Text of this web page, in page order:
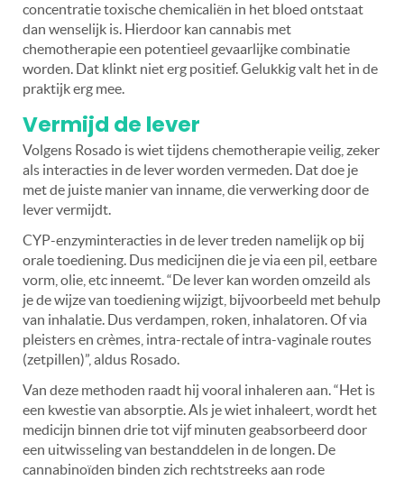
concentratie toxische chemicaliën in het bloed ontstaat
dan wenselijk is. Hierdoor kan cannabis met
chemotherapie een potentieel gevaarlijke combinatie
worden. Dat klinkt niet erg positief. Gelukkig valt het in de
praktijk erg mee.
Vermijd de lever
Volgens Rosado is wiet tijdens chemotherapie veilig, zeker
als interacties in de lever worden vermeden. Dat doe je
met de juiste manier van inname, die verwerking door de
lever vermijdt.
CYP-enzyminteracties in de lever treden namelijk op bij
orale toediening. Dus medicijnen die je via een pil, eetbare
vorm, olie, etc inneemt. “De lever kan worden omzeild als
je de wijze van toediening wijzigt, bijvoorbeeld met behulp
van inhalatie. Dus verdampen, roken, inhalatoren. Of via
pleisters en crèmes, intra-rectale of intra-vaginale routes
(zetpillen)”, aldus Rosado.
Van deze methoden raadt hij vooral inhaleren aan. “Het is
een kwestie van absorptie. Als je wiet inhaleert, wordt het
medicijn binnen drie tot vijf minuten geabsorbeerd door
een uitwisseling van bestanddelen in de longen. De
cannabinoïden binden zich rechtstreeks aan rode